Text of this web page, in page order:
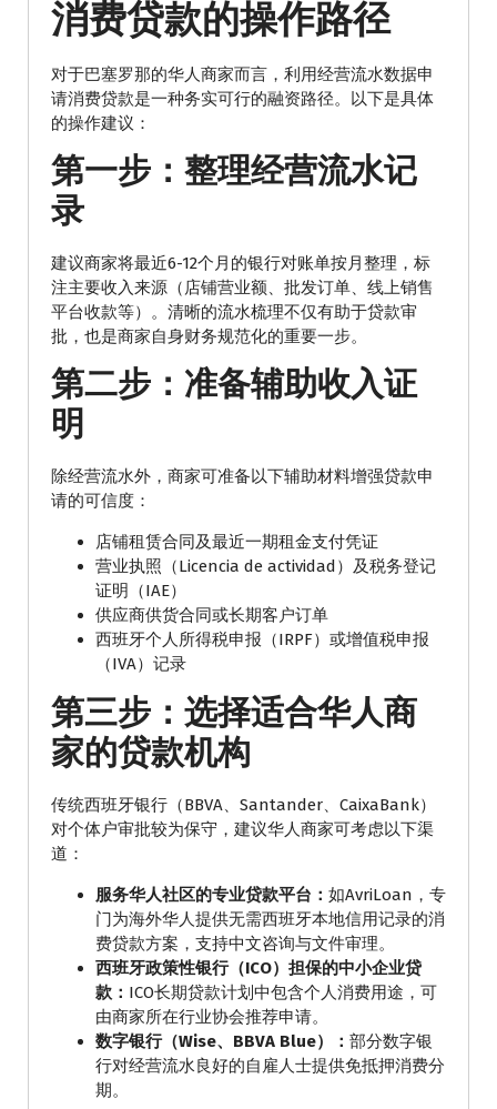
消费贷款的操作路径
对于巴塞罗那的华人商家而言，利用经营流水数据申
请消费贷款是一种务实可行的融资路径。以下是具体
的操作建议：
第一步：整理经营流水记
录
建议商家将最近6-12个月的银行对账单按月整理，标
注主要收入来源（店铺营业额、批发订单、线上销售
平台收款等）。清晰的流水梳理不仅有助于贷款审
批，也是商家自身财务规范化的重要一步。
第二步：准备辅助收入证
明
除经营流水外，商家可准备以下辅助材料增强贷款申
请的可信度：
店铺租赁合同及最近一期租金支付凭证
营业执照（Licencia de actividad）及税务登记
证明（IAE）
供应商供货合同或长期客户订单
西班牙个人所得税申报（IRPF）或增值税申报
（IVA）记录
第三步：选择适合华人商
家的贷款机构
传统西班牙银行（BBVA、Santander、CaixaBank）
对个体户审批较为保守，建议华人商家可考虑以下渠
道：
服务华人社区的专业贷款平台： 如AvriLoan，专
门为海外华人提供无需西班牙本地信用记录的消
费贷款方案，支持中文咨询与文件审理。
西班牙政策性银行（ICO）担保的中小企业贷
款： ICO长期贷款计划中包含个人消费用途，可
由商家所在行业协会推荐申请。
数字银行（Wise、BBVA Blue）： 部分数字银
行对经营流水良好的自雇人士提供免抵押消费分
期。